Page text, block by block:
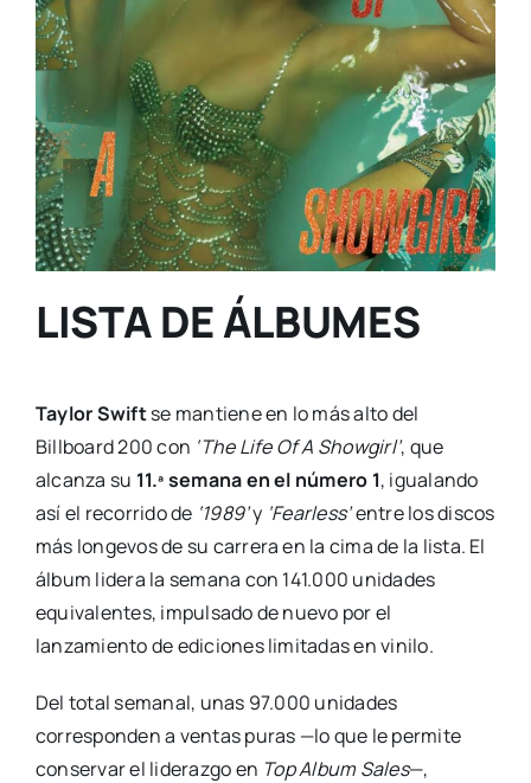
LISTA DE ÁLBUMES
Taylor Swiftse mantiene en lo más alto del
Billboard 200 con ‘The Life Of A Showgirl’, que
alcanza su 11.ª semana en el número 1, igualando
así el recorrido de ‘1989’y ‘Fearless’entre los discos
más longevos de su carrera en la cima de la lista. El
álbum lidera la semana con 141.000 unidades
equivalentes, impulsado de nuevo por el
lanzamiento de ediciones limitadas en vinilo.
Del total semanal, unas 97.000 unidades
corresponden a ventas puras —lo que le permite
conservar el liderazgo en Top Album Sales—,